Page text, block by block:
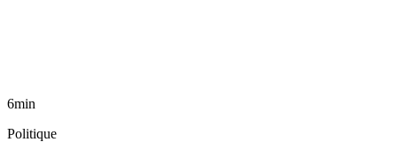
6min
Politique